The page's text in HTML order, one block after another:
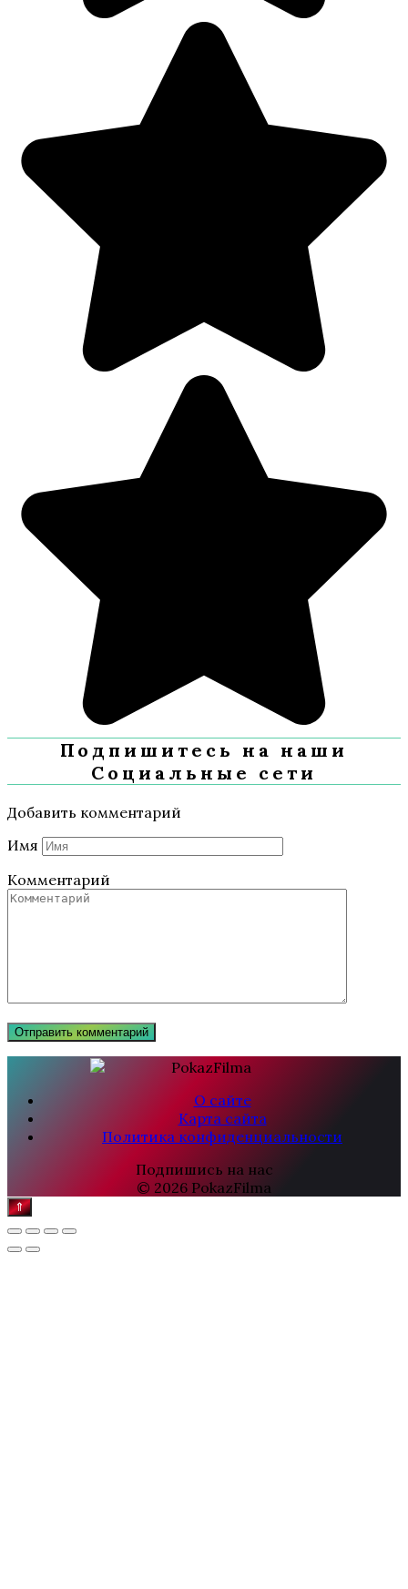
Подпишитесь на наши
Социальные сети
Добавить комментарий
Имя
Комментарий
О сайте
Карта сайта
Политика конфиденциальности
Подпишись на нас
© 2026 PokazFilma